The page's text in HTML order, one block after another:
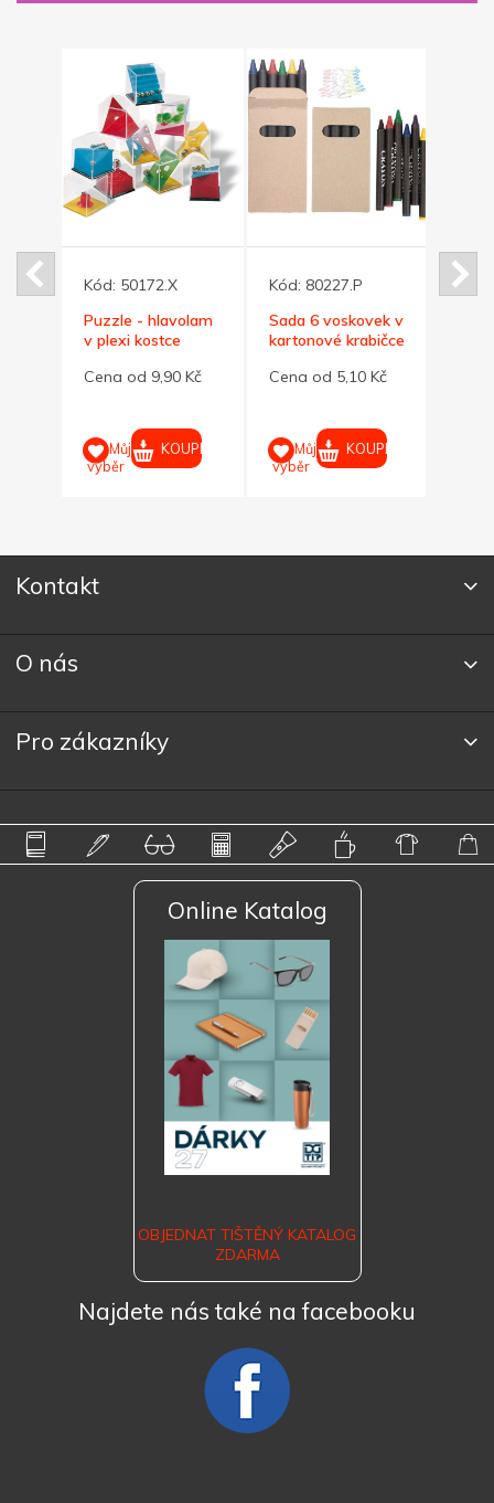
Kód: 50172.X
Puzzle - hlavolam
v plexi kostce
Cena od 9,90 Kč
Můj
výběr
KOUPIT
Kód: 80227.P
Sada 6 voskovek v
kartonové krabičce
Cena od 5,10 Kč
Můj
výběr
KOUPIT
Kód:
Kontakt
O nás
Pro zákazníky
Online Katalog
OBJEDNAT TIŠTĚNÝ KATALOG
ZDARMA
Najdete nás také na facebooku